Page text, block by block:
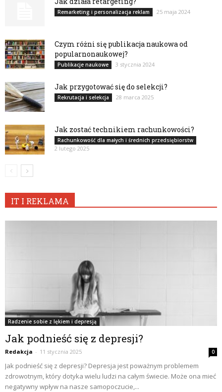
Remarketing i personalizacja reklam 25 maja 2024
Czym różni się publikacja naukowa od
popularnonaukowej?
Publikacje naukowe 3 stycznia 2024
Jak przygotować się do selekcji?
Rekrutacja i selekcja 28 marca 2025
Jak zostać technikiem rachunkowości?
Rachunkowość dla małych i średnich przedsiębiorstw
2 lutego 2025
IT I REKLAMA
Radzenie sobie z lękiem i depresją
Jak podnieść się z depresji?
Redakcja - 11 stycznia 2025 0
Jak podnieść się z depresji? Depresja jest poważnym problemem
zdrowotnym, który dotyka wielu ludzi na całym świecie. Może ona mieć
negatywny wpływ na nasze samopoczucie,...